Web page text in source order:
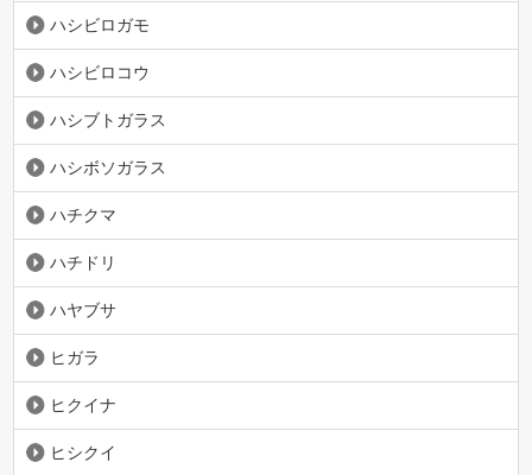
ハシビロガモ
ハシビロコウ
ハシブトガラス
ハシボソガラス
ハチクマ
ハチドリ
ハヤブサ
ヒガラ
ヒクイナ
ヒシクイ